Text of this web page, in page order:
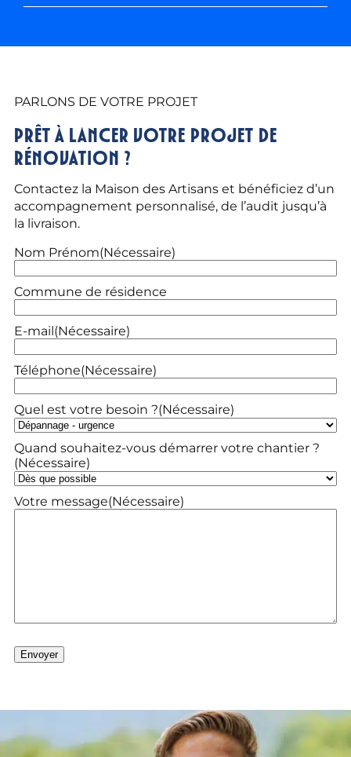
PARLONS DE VOTRE PROJET
Prêt à lancer votre projet de
rénovation ?
Contactez la Maison des Artisans et bénéficiez d’un
accompagnement personnalisé, de l’audit jusqu’à
la livraison.
Nom Prénom(Nécessaire)
Commune de résidence
E-mail (Nécessaire)
Téléphone(Nécessaire)
Quel est votre besoin ?(Nécessaire)
Quand souhaitez-vous démarrer votre chantier ?
(Nécessaire)
Votre message(Nécessaire)